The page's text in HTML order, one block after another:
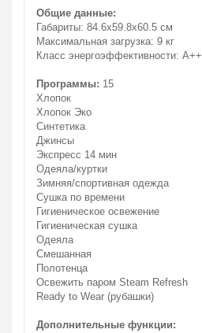
Общие данные:
Габариты: 84.6x59.8x60.5 см
Максимальная загрузка: 9 кг
Класс энергоэффективности: A++
Программы: 15
Хлопок
Хлопок Эко
Синтетика
Джинсы
Экспресс 14 мин
Одеяла/куртки
Зимняя/спортивная одежда
Сушка по времени
Гигиеническое освежение
Гигиеническая сушка
Одеяла
Смешанная
Полотенца
Освежить паром Steam Refresh
Ready to Wear (рубашки)
Дополнительные функции: